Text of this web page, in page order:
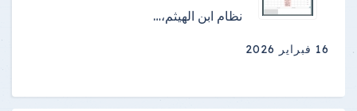
نظام ابن الهيثم،…
16 فبراير 2026